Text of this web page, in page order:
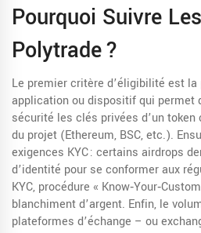
Pourquoi Suivre
Polytrade ?
Le premier critère d’éligibilité est la
application ou dispositif qui permet
sécurité les clés privées d’un token
du projet (Ethereum, BSC, etc.).
exigences KYC : certains airdrops
d’identité pour se conformer aux
KYC, procédure «
blanchiment d’argent. Enfin, le
plateformes d’échange – ou